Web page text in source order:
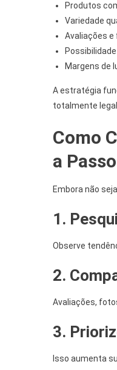
Produtos
Variedade
Avaliações
Margens de
A estratégia
totalmente
Como
a Passo
Embora não
1.
Observe
2.
Avaliações,
3.
Isso aumenta